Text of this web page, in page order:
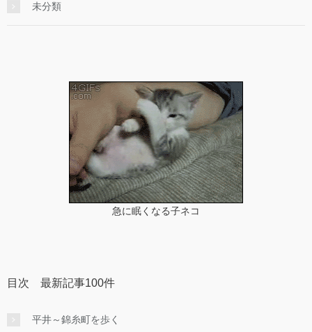
未分類
急に眠くなる子ネコ
目次 最新記事100件
平井～錦糸町を歩く